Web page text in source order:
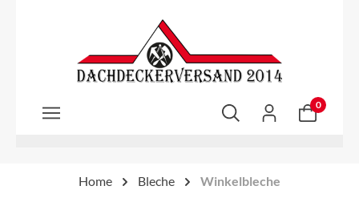
Zum Hauptinhalt springen
0
Home Bleche Winkelbleche